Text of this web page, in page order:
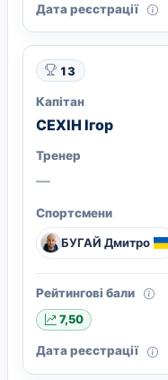
Дата реєстрації
13
Капітан
СЕХІН Ігор
Тренер
—
Спортсмени
БУГАЙ Дмитро
Рейтингові бали
7,50
Дата реєстрації